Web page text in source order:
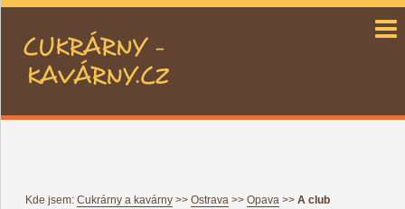
cukrárny a kavárny CZ
Kde jsem: Cukrárny a kavárny >> Ostrava >> Opava >> A club